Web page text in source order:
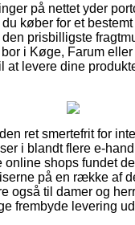
på nettet yder
køber for et
prisbilligste
bor i Køge, Farum
at levere dine
ret smertefrit for
i blandt flere e-
online shops fundet
på en række af
også til damer og
frembyde levering